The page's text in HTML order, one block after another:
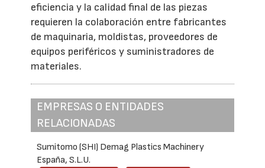
eficiencia y la calidad final de las piezas
requieren la colaboración entre fabricantes
de maquinaria, moldistas, proveedores de
equipos periféricos y suministradores de
materiales.
EMPRESAS O ENTIDADES
RELACIONADAS
Sumitomo (SHI) Demag Plastics Machinery
España, S.L.U.